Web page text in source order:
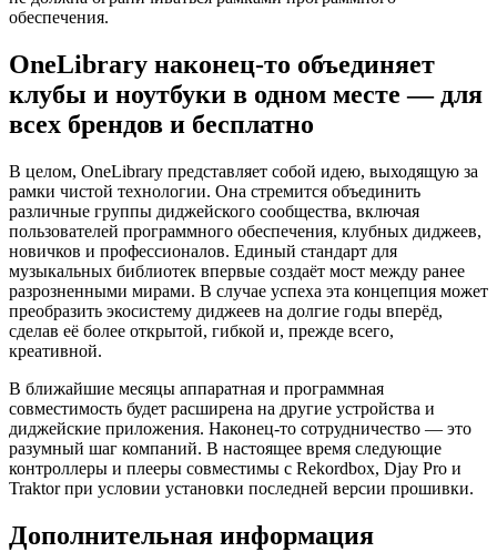
обеспечения.
OneLibrary наконец-то объединяет
клубы и ноутбуки в одном месте — для
всех брендов и бесплатно
В целом, OneLibrary представляет собой идею, выходящую за
рамки чистой технологии. Она стремится объединить
различные группы диджейского сообщества, включая
пользователей программного обеспечения, клубных диджеев,
новичков и профессионалов. Единый стандарт для
музыкальных библиотек впервые создаёт мост между ранее
разрозненными мирами. В случае успеха эта концепция может
преобразить экосистему диджеев на долгие годы вперёд,
сделав её более открытой, гибкой и, прежде всего,
креативной.
В ближайшие месяцы аппаратная и программная
совместимость будет расширена на другие устройства и
диджейские приложения. Наконец-то сотрудничество — это
разумный шаг компаний. В настоящее время следующие
контроллеры и плееры совместимы с Rekordbox, Djay Pro и
Traktor при условии установки последней версии прошивки.
Дополнительная информация